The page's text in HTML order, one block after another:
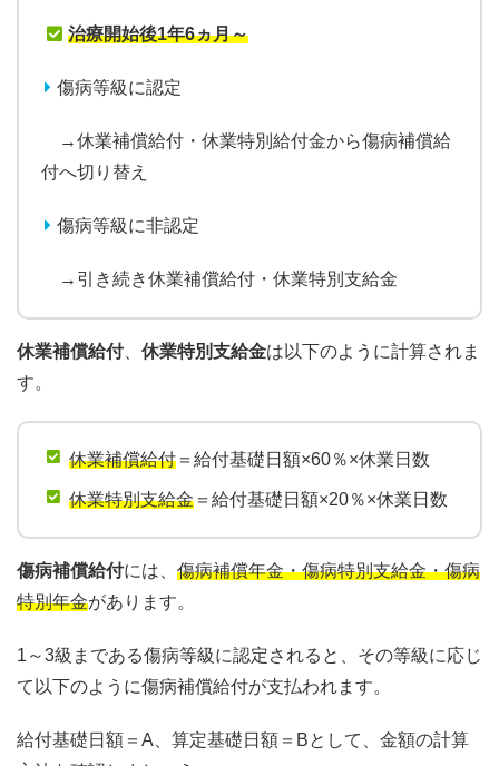
治療開始後1年6ヵ月～
傷病等級に認定
→休業補償給付・休業特別給付金から傷病補償給
付へ切り替え
傷病等級に非認定
→引き続き休業補償給付・休業特別支給金
休業補償給付、 休業特別支給金は以下のように計算されま
す。
休業補償給付 ＝給付基礎日額×60％×休業日数
休業特別支給金 ＝給付基礎日額×20％×休業日数
傷病補償給付には、 傷病補償年金・傷病特別支給金・傷病
特別年金があります。
1～3級まである傷病等級に認定されると、その等級に応じ
て以下のように傷病補償給付が支払われます。
給付基礎日額＝A、算定基礎日額＝Bとして、金額の計算